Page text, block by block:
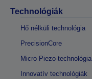
Technológiák
Hő nélküli technológia
PrecisionCore
Micro Piezo-technológia
Innovatív technológiák